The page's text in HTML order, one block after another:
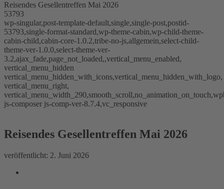
Reisendes Gesellentreffen Mai 2026
53793
wp-singular,post-template-default,single,single-post,postid-
53793,single-format-standard,wp-theme-cabin,wp-child-theme-
cabin-child,cabin-core-1.0.2,tribe-no-js,allgemein,select-child-
theme-ver-1.0.0,select-theme-ver-
3.2,ajax_fade,page_not_loaded,,vertical_menu_enabled,
vertical_menu_hidden
vertical_menu_hidden_with_icons,vertical_menu_hidden_with_logo,
vertical_menu_right,
js-composer js-comp-ver-8.7.4,vc_responsive
Reisendes Gesellentreffen Mai
2026
Reisendes Gesellentreffen Mai 2026
veröffentlicht: 2. Juni 2026